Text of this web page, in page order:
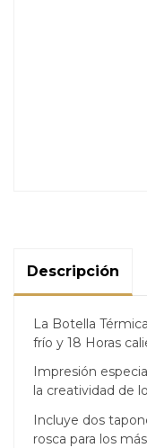
Descripción
La Botella Térmica
frío y 18 Horas
Impresión
la creatividad de
Incluye dos
rosca para los